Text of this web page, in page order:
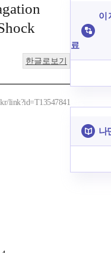
한글로보기
link?id=T13547841
이
료
나